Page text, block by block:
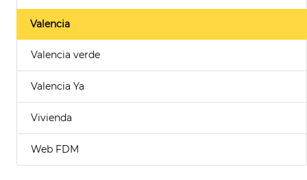
Valencia
Valencia verde
Valencia Ya
Vivienda
Web FDM